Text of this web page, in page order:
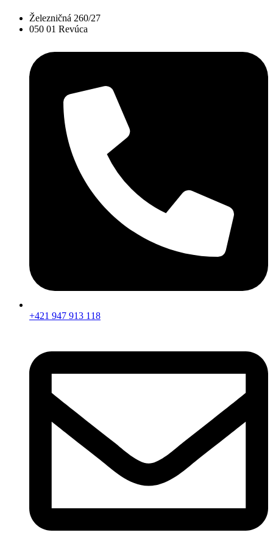
Železničná 260/27
050 01 Revúca
+421 947 913 118